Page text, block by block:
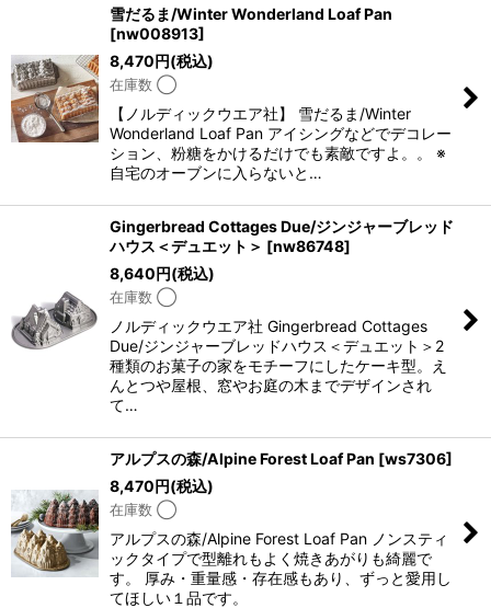
雪だるま/Winter Wonderland Loaf Pan
[nw008913]
8,470円(税込)
在庫数 ◯
【ノルディックウエア社】 雪だるま/Winter
Wonderland Loaf Pan アイシングなどでデコレー
ション、粉糖をかけるだけでも素敵ですよ。。 ※
自宅のオーブンに入らないと…
Gingerbread Cottages Due/ジンジャーブレッド
ハウス＜デュエット＞ [nw86748]
8,640円(税込)
在庫数 ◯
ノルディックウエア社 Gingerbread Cottages
Due/ジンジャーブレッドハウス＜デュエット＞2
種類のお菓子の家をモチーフにしたケーキ型。え
んとつや屋根、窓やお庭の木までデザインされ
て…
アルプスの森/Alpine Forest Loaf Pan [ws7306]
8,470円(税込)
在庫数 ◯
アルプスの森/Alpine Forest Loaf Pan ノンスティ
ックタイプで型離れもよく焼きあがりも綺麗で
す。 厚み・重量感・存在感もあり、ずっと愛用し
てほしい１品です。